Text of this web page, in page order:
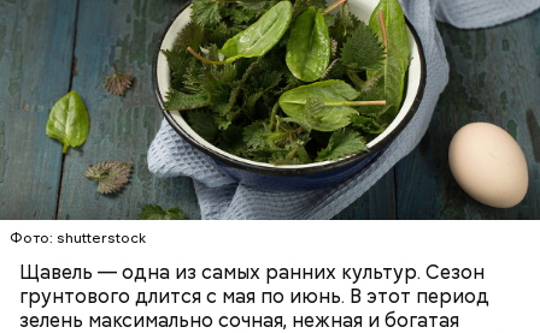
Фото: shutterstock
Щавель — одна из самых ранних культур. Сезон
грунтового длится с мая по июнь. В этот период
зелень максимально сочная, нежная и богатая
Опасность же щавеля состоит в том, что он
содержит большое количество щавелевой кислоты,
которая может способствовать образованию
ЗДОРОВЬЕ ВРАЧИ
РАСТЕНИЯ
ПРОДУКТЫ